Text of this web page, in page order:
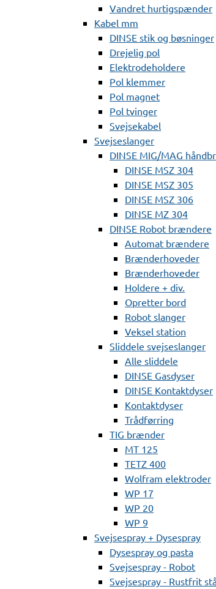
Vandret hurtigspænder
Kabel mm
DINSE stik og bøsninger
Drejelig pol
Elektrodeholdere
Pol klemmer
Pol magnet
Pol tvinger
Svejsekabel
Svejseslanger
DINSE MIG/MAG
DINSE MSZ 304
DINSE MSZ 305
DINSE MSZ 306
DINSE MZ 304
DINSE Robot brændere
Automat brændere
Brænderhoveder
Brænderhoveder
Holdere + div.
Opretter bord
Robot slanger
Veksel station
Sliddele svejseslanger
Alle sliddele
DINSE Gasdyser
DINSE Kontaktdyser
Kontaktdyser
Trådførring
TIG brænder
MT 125
TETZ 400
Wolfram elektroder
WP 17
WP 20
WP 9
Svejsespray + Dysespray
Dysespray og pasta
Svejsespray - Robot
Svejsespray - Rustfrit